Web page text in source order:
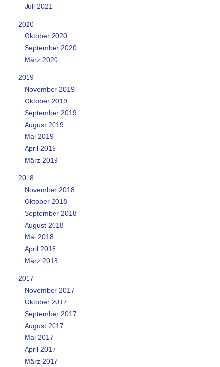
Juli 2021
2020
Oktober 2020
September 2020
März 2020
2019
November 2019
Oktober 2019
September 2019
August 2019
Mai 2019
April 2019
März 2019
2018
November 2018
Oktober 2018
September 2018
August 2018
Mai 2018
April 2018
März 2018
2017
November 2017
Oktober 2017
September 2017
August 2017
Mai 2017
April 2017
März 2017